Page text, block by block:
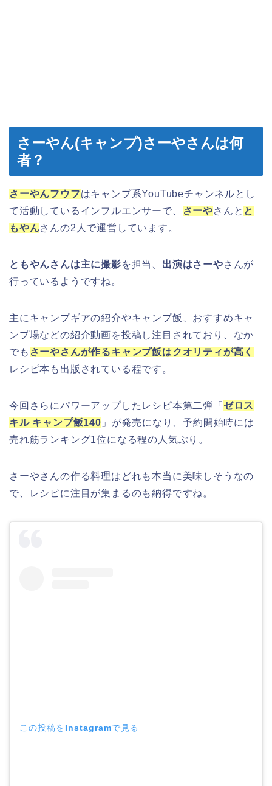
さーやん(キャンプ)さーやさんは何
者？
さーやんフウフはキャンプ系YouTubeチャンネルとし
て活動しているインフルエンサーで、
さーやさんと と
もやんさんの2人で運営しています。
ともやんさんは主に撮影を担当、 出演はさーやさんが
行っているようですね。
主にキャンプギアの紹介やキャンプ飯、おすすめキャ
ンプ場などの紹介動画を投稿し注目されており、なか
でも さーやさんが作るキャンプ飯はクオリティが高く
レシピ本も出版されている程です。
今回さらにパワーアップしたレシピ本第二弾「 ゼロス
キル キャンプ飯140 」が発売になり、予約開始時には
売れ筋ランキング1位になる程の人気ぶり。
さーやさんの作る料理はどれも本当に美味しそうなの
で、レシピに注目が集まるのも納得ですね。
この投稿をInstagramで見る